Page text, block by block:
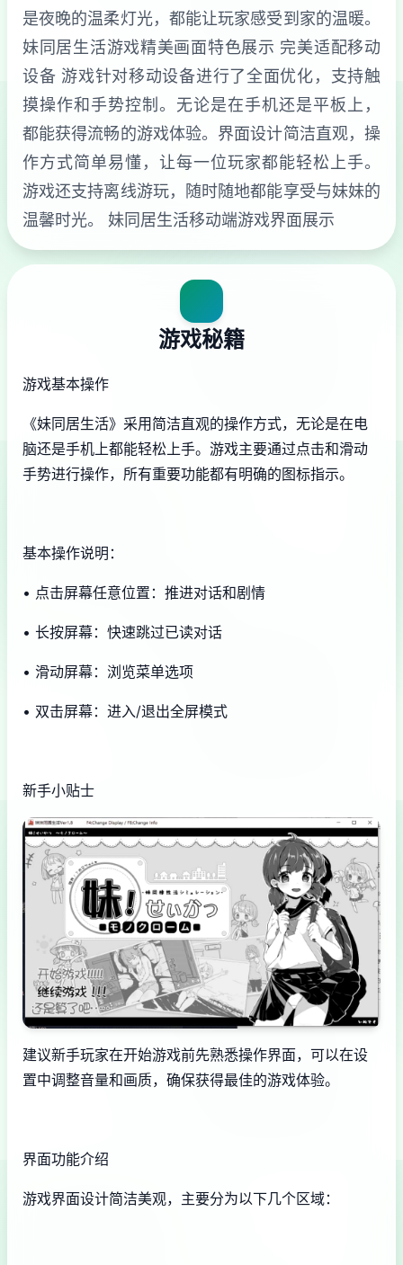
是夜晚的温柔灯光，都能让玩家感受到家的温暖。
妹同居生活游戏精美画面特色展示 完美适配移动
设备 游戏针对移动设备进行了全面优化，支持触
摸操作和手势控制。无论是在手机还是平板上，
都能获得流畅的游戏体验。界面设计简洁直观，操
作方式简单易懂，让每一位玩家都能轻松上手。
游戏还支持离线游玩，随时随地都能享受与妹妹的
温馨时光。 妹同居生活移动端游戏界面展示
游戏秘籍
游戏基本操作
《妹同居生活》采用简洁直观的操作方式，无论是在电
脑还是手机上都能轻松上手。游戏主要通过点击和滑动
手势进行操作，所有重要功能都有明确的图标指示。
基本操作说明：
• 点击屏幕任意位置：推进对话和剧情
• 长按屏幕：快速跳过已读对话
• 滑动屏幕：浏览菜单选项
• 双击屏幕：进入/退出全屏模式
新手小贴士
建议新手玩家在开始游戏前先熟悉操作界面，可以在设
置中调整音量和画质，确保获得最佳的游戏体验。
界面功能介绍
游戏界面设计简洁美观，主要分为以下几个区域：